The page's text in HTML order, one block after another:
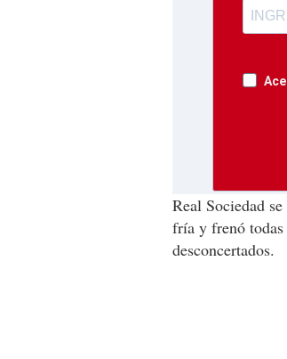
Real Sociedad
fría y frenó todas
desconcertados.